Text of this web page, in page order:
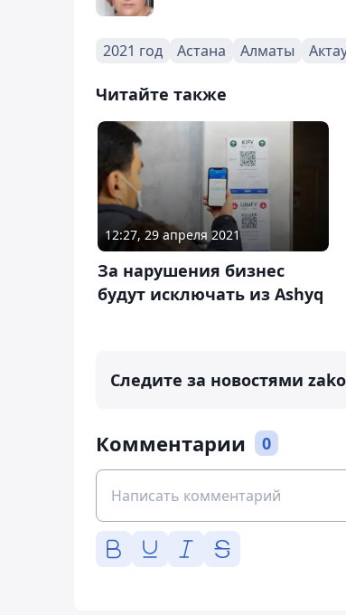
2021 год Астана Алматы
Читайте также
12:27, 29 апреля 2021
За нарушения бизнес
будут исключать из Ashyq
Следите за новостями
Комментарии 0